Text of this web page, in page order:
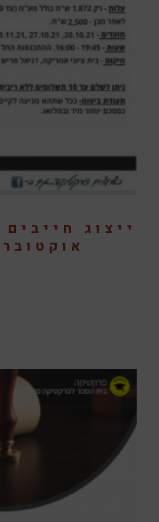
ייצוג
אוקטובר 2021 – פרונטלי